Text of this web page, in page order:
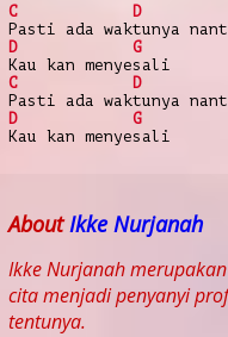
C
D
Pasti ada waktunya
D
G
Kau kan menyesali
C
D
Pasti ada waktunya
D
G
Kau kan menyesali
AboutIkke Nurjanah
Ikke Nurjanah
cita menjadi penyanyi
tentunya.